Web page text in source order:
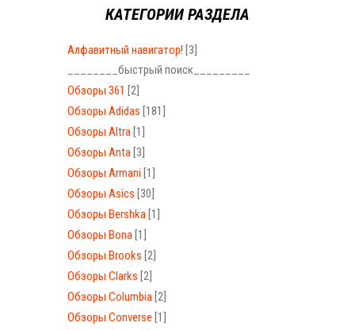
КАТЕГОРИИ РАЗДЕЛА
Алфавитный навигатор! [3]
________быстрый поиск_________
Обзоры 361 [2]
Обзоры Adidas [181]
Обзоры Altra [1]
Обзоры Anta [3]
Обзоры Armani [1]
Обзоры Asics [30]
Обзоры Bershka [1]
Обзоры Bona [1]
Обзоры Brooks [2]
Обзоры Clarks [2]
Обзоры Columbia [2]
Обзоры Converse [1]